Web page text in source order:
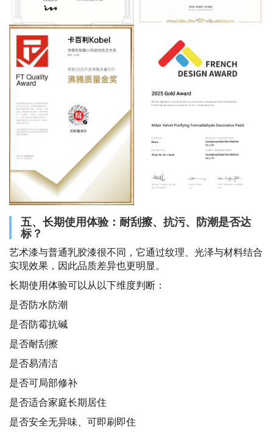
五、长期使用体验：耐刮擦、抗污、防潮是否达
标？
艺术漆与普通乳胶漆很不同，它通过纹理、光泽与材料结合
实现效果，因此品质差异也更明显。
长期使用体验可以从以下维度判断：
是否防水防潮
是否防霉抗碱
是否耐刮擦
是否易清洁
是否可局部修补
是否适合家庭长期居住
是否安全无异味、可即刷即住